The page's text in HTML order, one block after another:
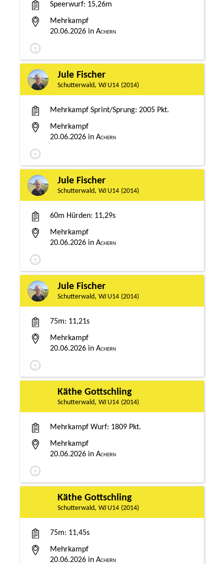
Speerwurf 15,26m
20.06.2026 Achern
Mehrkampf
Jule Fischer
Schutterwald WJ U14 2014
Mehrkampf Sprint/Sprung 2005 Pkt.
20.06.2026 Achern
Mehrkampf
Jule Fischer
Schutterwald WJ U14 2014
60m Hürden 11,29s
20.06.2026 Achern
Mehrkampf
Jule Fischer
Schutterwald WJ U14 2014
75m 11,21s
20.06.2026 Achern
Mehrkampf
Käthe Gottschling
Schutterwald WJ U14 2014
Mehrkampf Wurf 1809 Pkt.
20.06.2026 Achern
Mehrkampf
Käthe Gottschling
Schutterwald WJ U14 2014
75m 11,45s
20.06.2026 Achern
Mehrkampf